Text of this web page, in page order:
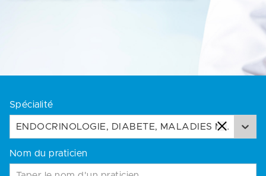
Spécialité
ENDOCRINOLOGIE, DIABETE, MALADIES METABOLIQUES
Nom du praticien